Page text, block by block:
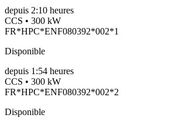
depuis 2:10 heures
CCS • 300 kW
FR*HPC*ENF080392*002*1
Disponible
depuis 1:54 heures
CCS • 300 kW
FR*HPC*ENF080392*002*2
Disponible